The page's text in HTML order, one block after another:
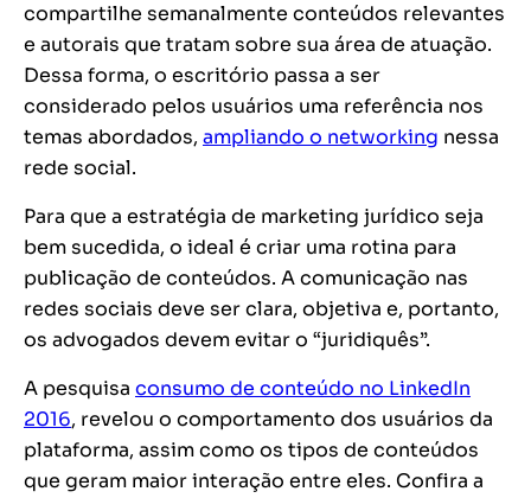
compartilhe semanalmente conteúdos relevantes
e autorais que tratam sobre sua área de atuação.
Dessa forma, o escritório passa a ser
considerado pelos usuários uma referência nos
temas abordados, ampliando o networking nessa
rede social.
Para que a estratégia de marketing jurídico seja
bem sucedida, o ideal é criar uma rotina para
publicação de conteúdos. A comunicação nas
redes sociais deve ser clara, objetiva e, portanto,
os advogados devem evitar o “juridiquês”.
A pesquisa consumo de conteúdo no LinkedIn
2016, revelou o comportamento dos usuários da
plataforma, assim como os tipos de conteúdos
que geram maior interação entre eles. Confira a